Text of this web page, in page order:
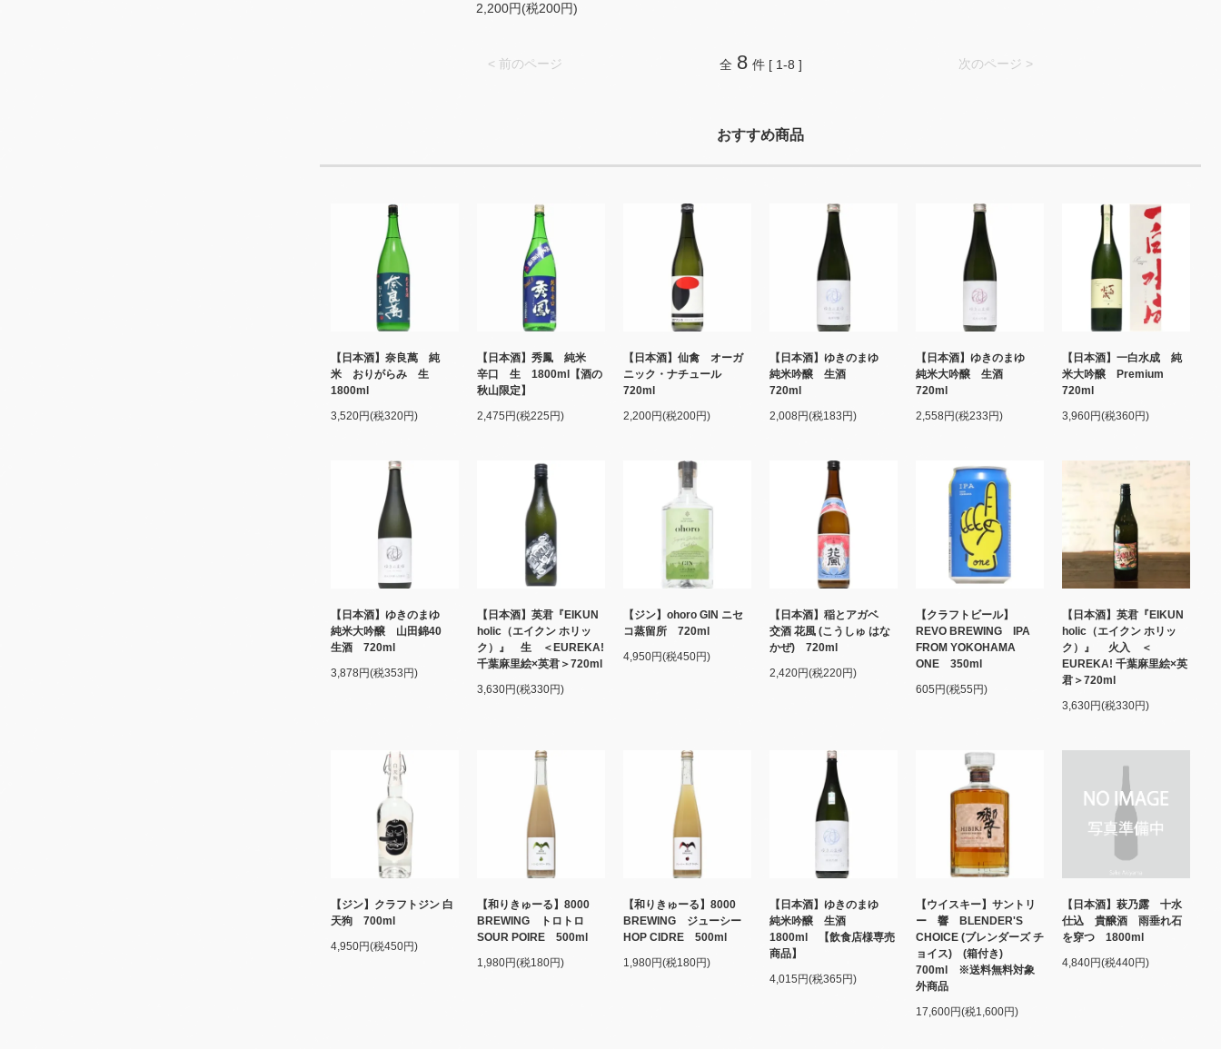
2,200円(税200円)
< 前のページ 次のページ >
全 8 件 [ 1-8 ]
おすすめ商品
【日本酒】奈良萬 純
米 おりがらみ 生
1800ml
3,520円(税320円)
【日本酒】秀鳳 純米
辛口 生 1800ml【酒の
秋山限定】
2,475円(税225円)
【日本酒】仙禽 オーガ
ニック・ナチュール
720ml
2,200円(税200円)
【日本酒】ゆきのまゆ
純米吟醸 生酒
720ml
2,008円(税183円)
【日本酒】ゆきのまゆ
純米大吟醸 生酒
720ml
2,558円(税233円)
【日本酒】一白水成 純
米大吟醸 Premium
720ml
3,960円(税360円)
【日本酒】ゆきのまゆ
純米大吟醸 山田錦40
生酒 720ml
3,878円(税353円)
【日本酒】英君『EIKUN
holic（エイクン ホリッ
ク）』 生 ＜EUREKA!
千葉麻里絵×英君＞720ml
3,630円(税330円)
【ジン】ohoro GIN ニセ
コ蒸留所 720ml
4,950円(税450円)
【日本酒】稲とアガベ
交酒 花風 (こうしゅ はな
かぜ) 720ml
2,420円(税220円)
【クラフトビール】
REVO BREWING IPA
FROM YOKOHAMA
ONE 350ml
605円(税55円)
【日本酒】英君『EIKUN
holic（エイクン ホリッ
ク）』 火入 ＜
EUREKA! 千葉麻里絵×英
君＞720ml
3,630円(税330円)
【ジン】クラフトジン 白
天狗 700ml
4,950円(税450円)
【和りきゅーる】8000
BREWING トロトロ
SOUR POIRE 500ml
1,980円(税180円)
【和りきゅーる】8000
BREWING ジューシー
HOP CIDRE 500ml
1,980円(税180円)
【日本酒】ゆきのまゆ
純米吟醸 生酒
1800ml 【飲食店様専売
商品】
4,015円(税365円)
【ウイスキー】サントリ
ー 響 BLENDER'S
CHOICE (ブレンダーズ チ
ョイス) (箱付き)
700ml ※送料無料対象
外商品
17,600円(税1,600円)
【日本酒】萩乃露 十水
仕込 貴醸酒 雨垂れ石
を穿つ 1800ml
4,840円(税440円)